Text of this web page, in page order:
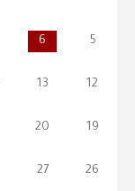
5
6
12
13
19
20
26
27